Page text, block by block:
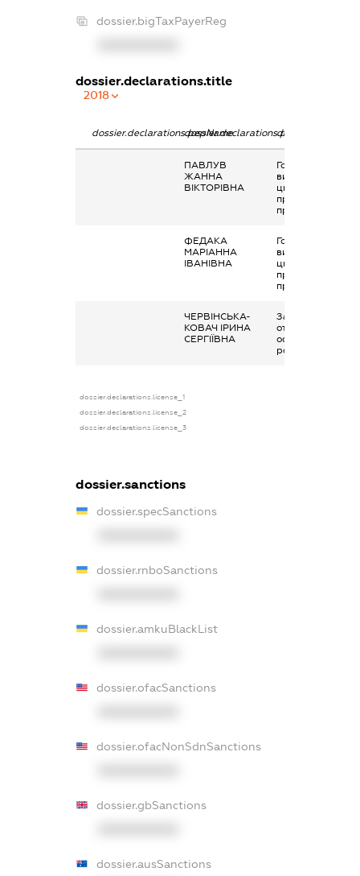
dossier.bigTaxPayerReg
dossier.declarations.title
2018
dossier.declarations.pepNamedossier.declarations.personName
ПАВЛУВ
ЖАННА
ВІКТОРІВНА
Гонорари та інші
виплати згідно з
цивільно-
правовим
правочинами
ФЕДАКА
МАРІАННА
ІВАНІВНА
Гонорари та інші
виплати згідно з
цивільно-
правовим
правочинами
ЧЕРВІНСЬКА-
КОВАЧ ІРИНА
СЕРГІЇВНА
Заробітна плата
отримана за
основним місцем
роботи
dossier.declarations.license_1
dossier.declarations.license_2
dossier.declarations.license_3
dossier.sanctions
dossier.specSanctions
dossier.rnboSanctions
dossier.amkuBlackList
dossier.ofacSanctions
dossier.ofacNonSdnSanctions
dossier.gbSanctions
dossier.ausSanctions